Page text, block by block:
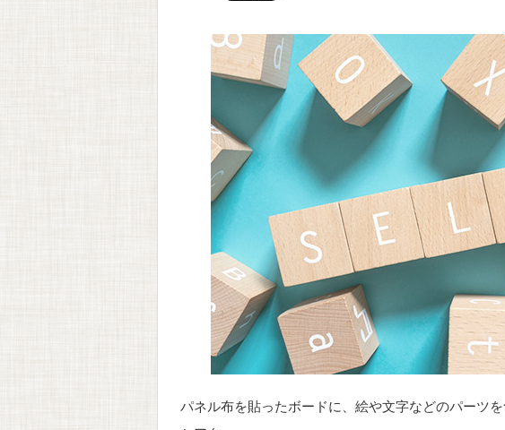
パネル布を貼ったボードに、絵や文字などのパーツ